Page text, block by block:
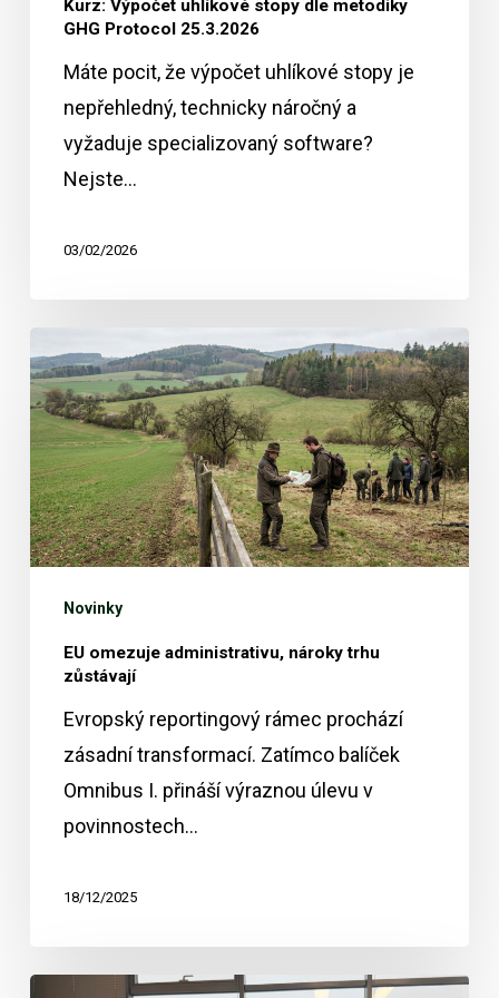
Kurz: Výpočet uhlíkové stopy dle metodiky
GHG Protocol 25.3.2026
Máte pocit, že výpočet uhlíkové stopy je
nepřehledný, technicky náročný a
vyžaduje specializovaný software?
Nejste…
03/02/2026
omezuje
administrativu,
nároky
trhu
zůstávají
Novinky
EU omezuje administrativu, nároky trhu
zůstávají
Evropský reportingový rámec prochází
zásadní transformací. Zatímco balíček
Omnibus I. přináší výraznou úlevu v
povinnostech…
18/12/2025
Webinář: